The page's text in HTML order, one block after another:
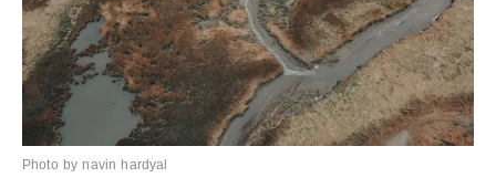
Photo by navin hardyal